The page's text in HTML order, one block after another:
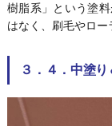
樹脂系」という塗
はなく、刷毛やロー
３．４．中塗り